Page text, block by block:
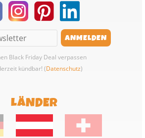
Black Friday Deal verpassen
kündbar! (Datenschutz)
LÄNDER